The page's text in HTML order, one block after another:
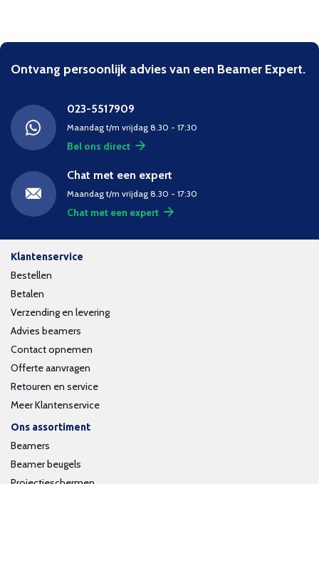
Ontvang persoonlijk advies van een Beamer Expert.
023-5517909
Maandag t/m vrijdag 8.30 - 17:30
Bel ons direct
Chat met een expert
Maandag t/m vrijdag 8.30 - 17:30
Chat met een expert
Klantenservice
Bestellen
Betalen
Verzending en levering
Advies beamers
Contact opnemen
Offerte aanvragen
Retouren en service
Meer Klantenservice
Ons assortiment
Beamers
Beamer beugels
Projectieschermen